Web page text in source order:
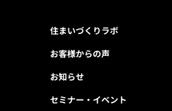
住まいづくりラボ
お客様からの声
お知らせ
セミナー・イベント